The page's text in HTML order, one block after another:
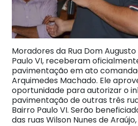
Moradores da Rua Dom
Paulo VI, receberam
pavimentação em ato
Arquimedes Machado. Ele
oportunidade para autorizar o
pavimentação de outras três
Bairro Paulo VI. Serão
das ruas Wilson Nunes de